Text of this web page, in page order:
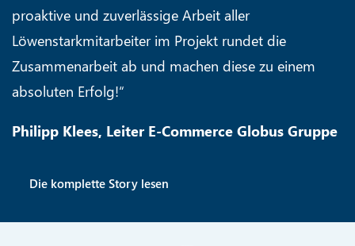
proaktive und zuverlässige Arbeit aller
Löwenstarkmitarbeiter im Projekt rundet die
Zusammenarbeit ab und machen diese zu einem
absoluten Erfolg!“
Philipp Klees, Leiter E-Commerce Globus Gruppe
Die komplette Story lesen